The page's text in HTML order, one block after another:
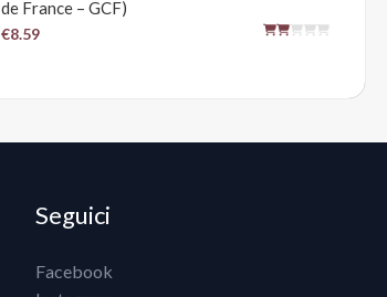
de France – GCF)
€8.59
Seguici
Facebook